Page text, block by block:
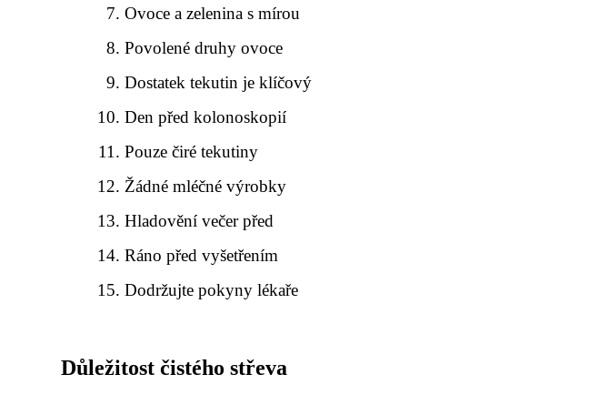
Ovoce a zelenina s mírou
Povolené druhy ovoce
Dostatek tekutin je klíčový
Den před kolonoskopií
Pouze čiré tekutiny
Žádné mléčné výrobky
Hladovění večer před
Ráno před vyšetřením
Dodržujte pokyny lékaře
Důležitost čistého střeva